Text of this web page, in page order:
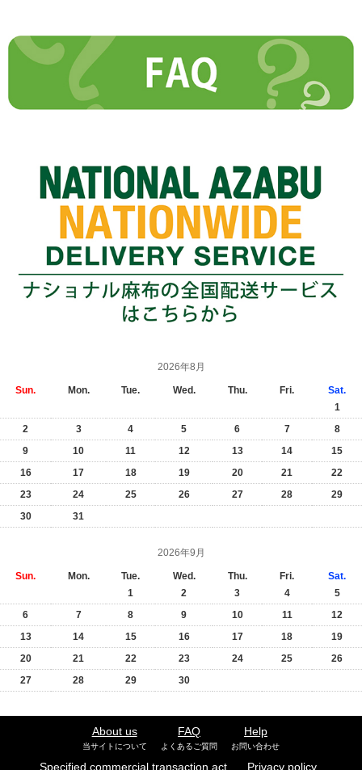
2026年8月
Sun. Mon. Tue. Wed. Thu. Fri.
Sat.
1
2
3 4 5 6 7
8
9
10 11 12 13 14
15
16
17 18 19 20 21
22
23
24 25 26 27 28
29
30
31
2026年9月
Sun. Mon. Tue. Wed. Thu. Fri.
Sat.
1
2 3 4
5
6
7 8 9 10 11
12
13
14 15 16 17 18
19
20
21 22 23 24 25
26
27
28 29 30
About us
当サイトについて
FAQ
よくあるご質問
Help
お問い合わせ
Specified commercial transaction act Privacy policy